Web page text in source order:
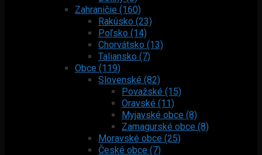
Zahraničie (160)
Rakúsko (23)
Poľsko (14)
Chorvátsko (13)
Taliansko (7)
Obce (119)
Slovenské (82)
Považské (15)
Oravské (11)
Myjavské obce (8)
Zamagurské obce (8)
Moravské obce (25)
České obce (7)